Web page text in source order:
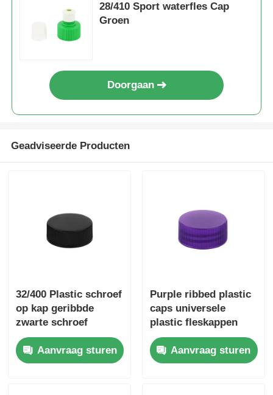
28/410 Sport waterfles Cap
Groen
Doorgaan
Geadviseerde Producten
32/400 Plastic schroef
op kap geribbde
zwarte schroef
kappen aanpasbaar
Aanvraag sturen
Purple ribbed plastic
caps universele
plastic fleskappen
voor shampoo
en cosmetica
Aanvraag sturen